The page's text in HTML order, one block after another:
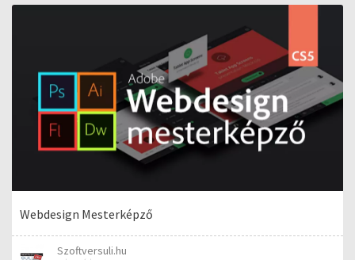
Webdesign Mesterképző
Szoftversuli.hu